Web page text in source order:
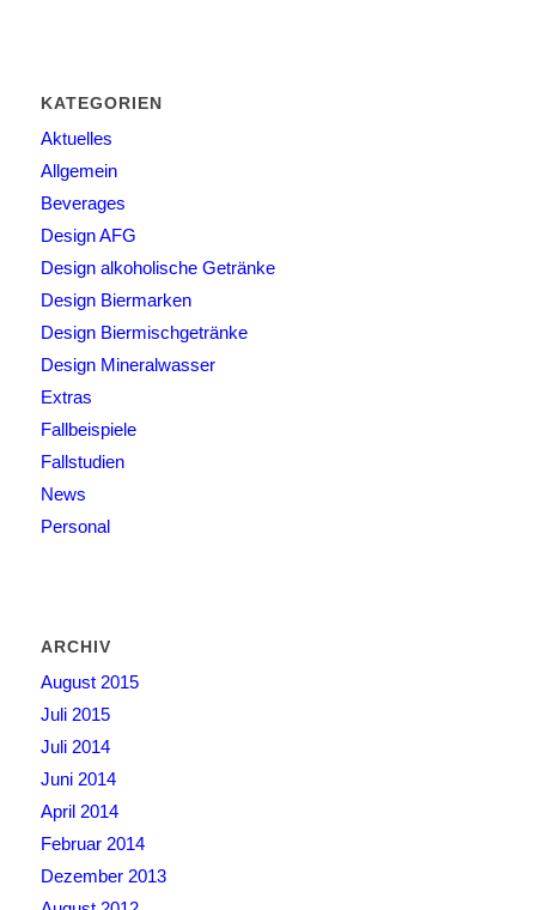
KATEGORIEN
Aktuelles
Allgemein
Beverages
Design AFG
Design alkoholische Getränke
Design Biermarken
Design Biermischgetränke
Design Mineralwasser
Extras
Fallbeispiele
Fallstudien
News
Personal
ARCHIV
August 2015
Juli 2015
Juli 2014
Juni 2014
April 2014
Februar 2014
Dezember 2013